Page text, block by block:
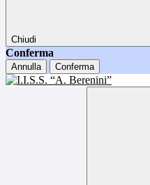
Chiudi
Conferma
Annulla Conferma